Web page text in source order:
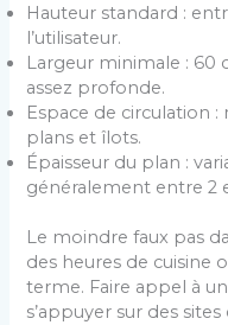
Hauteur standard :
l’utilisateur.
Largeur minimale : 60
assez profonde.
Espace de circulation
plans et îlots.
Épaisseur du plan :
généralement entre 2
Le moindre faux pas
des heures de cuisine
terme. Faire appel à
s’appuyer sur des